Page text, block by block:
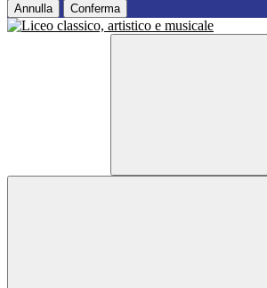
Annulla Conferma